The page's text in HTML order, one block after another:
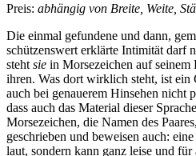
Preis: abhängig von Breite, Weite,
Die einmal gefundene und dann,
schützenswert erklärte Intimität darf
steht sie in Morsezeichen auf seinem
ihren. Was dort wirklich steht, ist ein
auch bei genauerem Hinsehen nicht
dass auch das Material dieser
Morsezeichen, die Namen des
geschrieben und beweisen auch:
laut, sondern kann ganz leise und für